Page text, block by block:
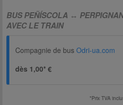
BUS PEÑÍSCOLA ↔
AVEC LE TRAIN
Compagnie de bus Odri-ua.com
dès 1,00* €
*Prix TVA